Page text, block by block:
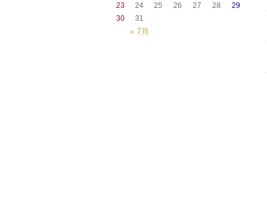
« 7月
23
24 25 26 27 28
29
30
31